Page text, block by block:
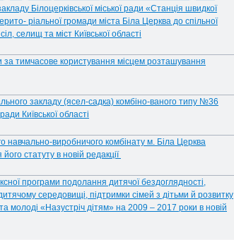
Білоцерківської міської ради «Станція швидкої
ріальної громади міста Біла Церква до спільної
селищ та міст Київської області
за тимчасове користування місцем розташування
закладу (ясел-садка) комбіно-ваного типу №36
Київської області
навчально-виробничого комбінату м. Біла Церква
статуту в новій редакції
програми подолання дитячої бездоглядності,
середовищі, підтримки сімей з дітьми й розвитку
та молоді «Назустріч дітям» на 2009 – 2017 роки в новій